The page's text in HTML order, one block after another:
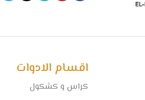
اقسام الادوات
كراس و كشكول